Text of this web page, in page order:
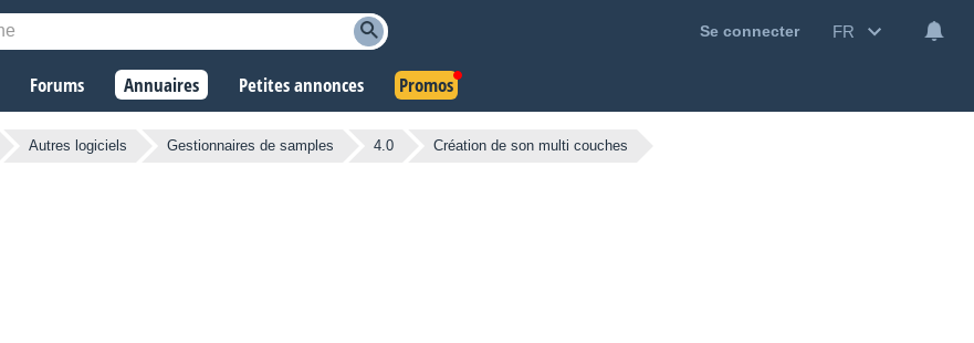
Se connecter FR
Forums Annuaires Petites annonces Promos
Autres logiciels Gestionnaires de samples 4.0 Création de son multi couches